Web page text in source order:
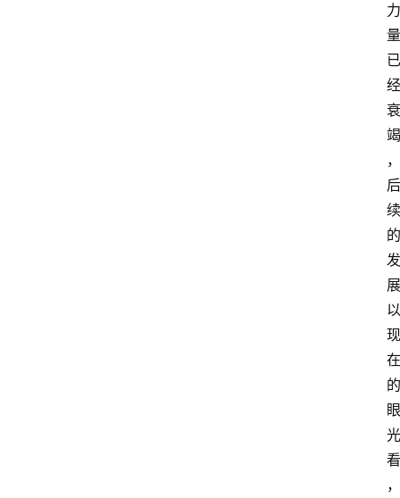
力
量
已
经
衰
竭
，
后
续
的
发
展
以
现
在
的
眼
光
看
，